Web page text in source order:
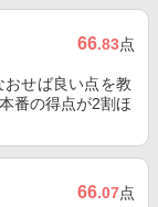
66.83点
せば良い点を教
番の得点が2割ほ
66.07点